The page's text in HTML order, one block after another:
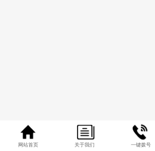
网站首页 关于我们 一键拨号